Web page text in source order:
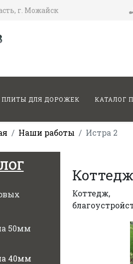
г. Можайск
ПЛИТЫ ДЛЯ ДОРОЖЕК КАТАЛОГ
Наши работы Истра 2
50мм
40мм
Коттедж,